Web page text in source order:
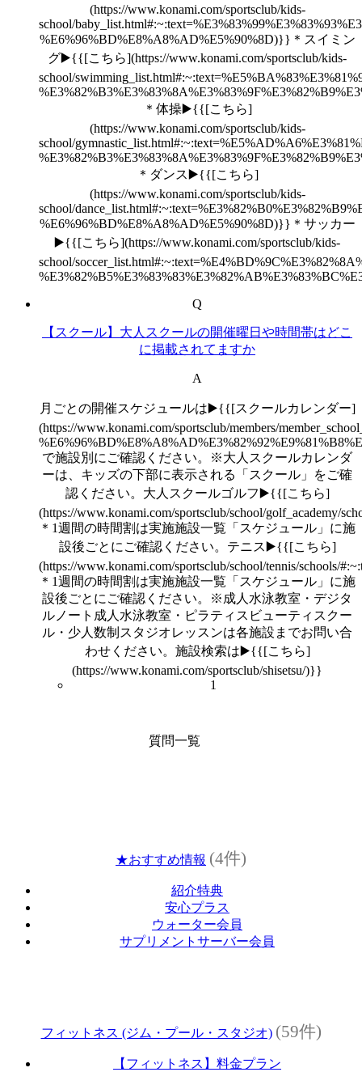
(https://www.konami.com/sportsclub/kids-
school/
%E6%96%BD%E8%A8%AD%E5%90%8D)}}＊スイミン
グ▶️{{[こちら](https://www.konami.com/sportsclub/kids-
school/
＊体操▶️{{[こちら]
(https://www.konami.com/sportsclub/kids-
school/
＊ダンス▶️{{[こちら]
(https://www.konami.com/sportsclub/kids-
school/
%E6%96%BD%E8%A8%AD%E5%90%8D)}}＊サッカー
▶️{{[こちら](https://www.konami.com/sportsclub/kids-
school/
Q
【スクール】大人スクールの開催曜日や時間帯はどこ
に掲載されてますか
A
月ごとの開催スケジュールは▶️{{[スクールカレンダー]
(https://www.konami.com/sportsclub/members/
で施設別にご確認ください。※大人スクールカレンダ
ーは、キッズの下部に表示される「スクール」をご確
認ください。大人スクールゴルフ▶️{{[こちら]
(https://www.konami.com/sportsclub/school/golf_academy/
＊1週間の時間割は実施施設一覧「スケジュール」に施
設後ごとにご確認ください。テニス▶️{{[こちら]
(https://www.konami.com/sportsclub/school/tennis/schools/
＊1週間の時間割は実施施設一覧「スケジュール」に施
設後ごとにご確認ください。※成人水泳教室・デジタ
ルノート成人水泳教室・ピラティスビューティスクー
ル・少人数制スタジオレッスンは各施設までお問い合
わせください。施設検索は▶️{{[こちら]
(https://www.konami.com/sportsclub/shisetsu/)}}
1
質問一覧
★おすすめ情報 (4件)
紹介特典
安心プラス
ウォーター会員
サプリメントサーバー会員
フィットネス (ジム・プール・スタジオ) (59件)
【フィットネス】料金プラン